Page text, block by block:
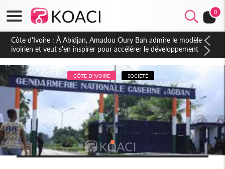
0
Côte d'Ivoire : 23 milliards FCFA de la France pour le métro
d'Abidjan et les Agoras : un nouveau coup d'accélérateur aux
projets structurants
CÔTE D'IVOIRE SOCIÉTÉ